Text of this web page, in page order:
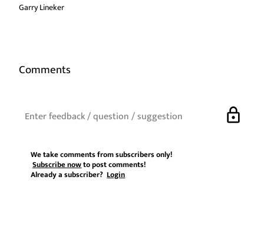
Garry Lineker
Comments
lock
We take comments from subscribers only!
Subscribe nowto post comments!
Already a subscriber?Login